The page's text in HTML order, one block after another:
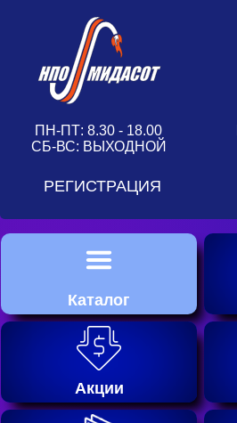
ПН-ПТ: 8.30 - 18.00
СБ-ВС: ВЫХОДНОЙ
РЕГИСТРАЦИЯ
Каталог
Акции